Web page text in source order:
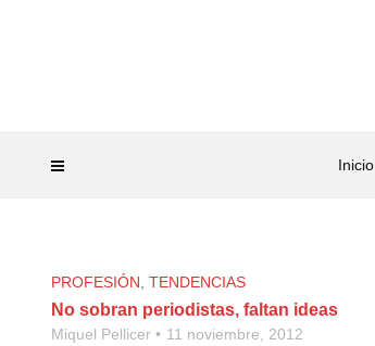
Inicio
PROFESIÓN TENDENCIAS
No sobran periodistas, faltan ideas
Miquel Pellicer 11 noviembre, 2012